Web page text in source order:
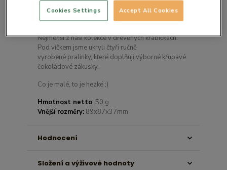
Detail produktu
Nejmenší z naší kolekce v dřevěných krabičkách.
Pod víčkem jsme ukryli čtyři ručně
vyrobené pralinky, které doplňují výborné křupavé
čokoládové zákusky.
Co je malé, to je hezké ;)
Hmotnost netto: 50 g
Vnější rozměry: 89x87x37mm
Hodnocení
Složení a výživové hodnoty
Accept All Cookies
Cookies Settings